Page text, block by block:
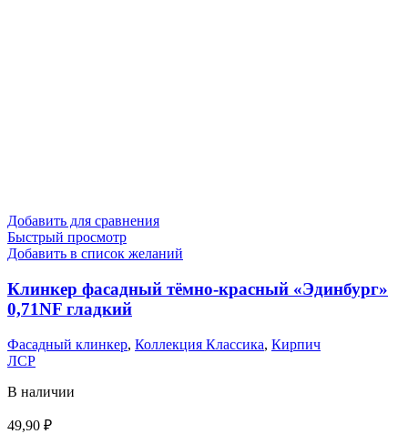
Добавить для сравнения
Быстрый просмотр
Добавить в список желаний
Клинкер фасадный тёмно-красный «Эдинбург»
0,71NF гладкий
Фасадный клинкер, Коллекция Классика, Кирпич
ЛСР
В наличии
49,90 ₽